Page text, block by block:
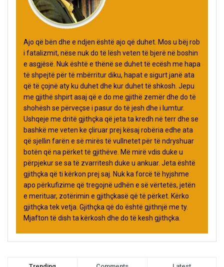
Ajo që bën dhe e ndjen është ajo që duhet. Mos u bëj rob
i fatalizmit, nëse nuk do të lësh veten të bjerë në boshin
e asgjësë. Nuk është e thënë se duhet të ecësh me hapa
të shpejtë për të mbërritur diku, hapat e sigurt janë ata
që të çojnë aty ku duhet dhe kur duhet të shkosh. Jepu
me gjithë shpirt asaj që e do me gjithë zemër dhe do të
shohësh se përveçse i pasur do të jesh dhe i lumtur.
Ushqeje me dritë gjithçka që jeta ta kredh në terr dhe se
bashkë me veten ke çliruar prej kësaj robëria edhe ata
që sjellin farën e së mirës të vullnetet për të ndryshuar
botën që na përket të gjithëve. Më mirë vdis duke u
përpjekur se sa të zvarritesh duke u ankuar. Jeta është
gjithçka që ti kërkon prej saj. Nuk ka forcë të hyjshme
apo përkufizime që tregojnë udhën e së vërtetës, jetën
e merituar, zotërimin e gjithçkasë që të përket. Kërko
gjithçka tek vetja. Gjithçka që do është gjithnjë me ty.
Mjafton të dish ta kërkosh dhe do të kesh gjithçka.